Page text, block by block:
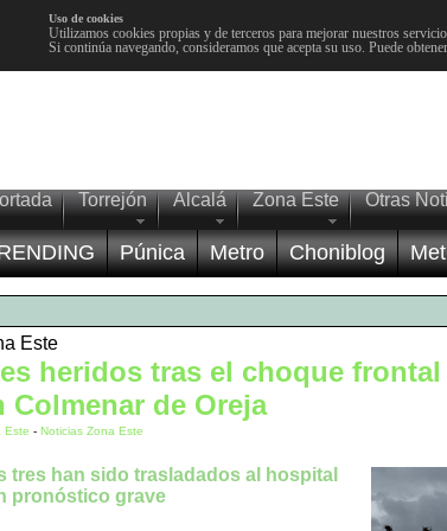
Uso de cookies
Utilizamos cookies propias y de terceros para mejorar nuestros
Si continúa navegando, consideramos que acepta su uso. Puede
Torrejón Alcalá Zona Este Otras
Púnica Metro Choniblog
Este
heridos tras el choque
Colmenar de Oreja
Este - Noticias Zona Este
tres han sido trasladados al hospital
pronóstico grave